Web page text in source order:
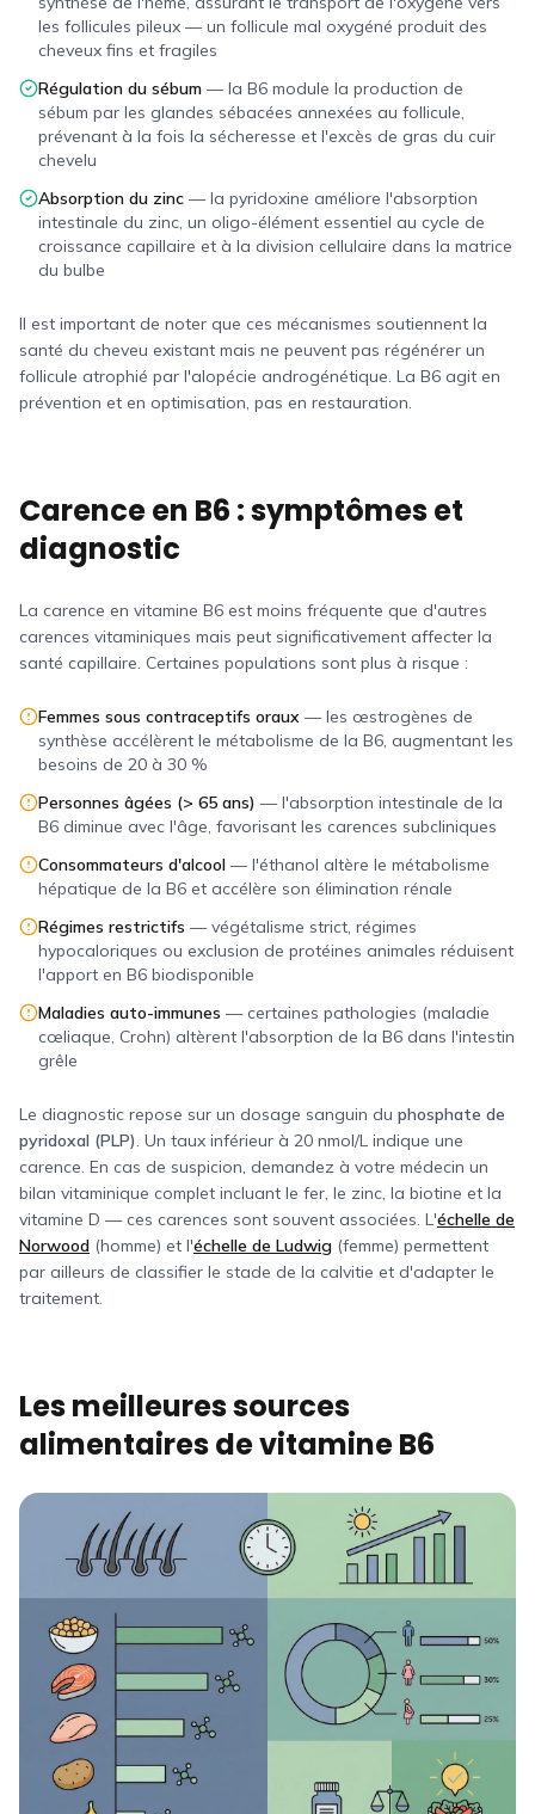
les follicules pileux — un follicule mal oxygéné produit des
cheveux fins et fragiles
Régulation du sébum — la B6 module la production de
sébum par les glandes sébacées annexées au follicule,
prévenant à la fois la sécheresse et l'excès de gras du cuir
chevelu
Absorption du zinc — la pyridoxine améliore l'absorption
intestinale du zinc, un oligo-élément essentiel au cycle de
croissance capillaire et à la division cellulaire dans la matrice
du bulbe
Il est important de noter que ces mécanismes soutiennent la
santé du cheveu existant mais ne peuvent pas régénérer un
follicule atrophié par l'alopécie androgénétique. La B6 agit en
prévention et en optimisation, pas en restauration.
Carence en B6 : symptômes et
diagnostic
La carence en vitamine B6 est moins fréquente que d'autres
carences vitaminiques mais peut significativement affecter la
santé capillaire. Certaines populations sont plus à risque :
Femmes sous contraceptifs oraux — les œstrogènes de
synthèse accélèrent le métabolisme de la B6, augmentant les
besoins de 20 à 30 %
Personnes âgées (> 65 ans) — l'absorption intestinale de la
B6 diminue avec l'âge, favorisant les carences subcliniques
Consommateurs d'alcool — l'éthanol altère le métabolisme
hépatique de la B6 et accélère son élimination rénale
Régimes restrictifs — végétalisme strict, régimes
hypocaloriques ou exclusion de protéines animales réduisent
l'apport en B6 biodisponible
Maladies auto-immunes — certaines pathologies (maladie
cœliaque, Crohn) altèrent l'absorption de la B6 dans l'intestin
grêle
Le diagnostic repose sur un dosage sanguin du phosphate de
pyridoxal (PLP). Un taux inférieur à 20 nmol/L indique une
carence. En cas de suspicion, demandez à votre médecin un
bilan vitaminique complet incluant le fer, le zinc, la biotine et la
vitamine D — ces carences sont souvent associées. L'échelle de
Norwood (homme) et l'échelle de Ludwig (femme) permettent
par ailleurs de classifier le stade de la calvitie et d'adapter le
traitement.
Les meilleures sources
alimentaires de vitamine B6